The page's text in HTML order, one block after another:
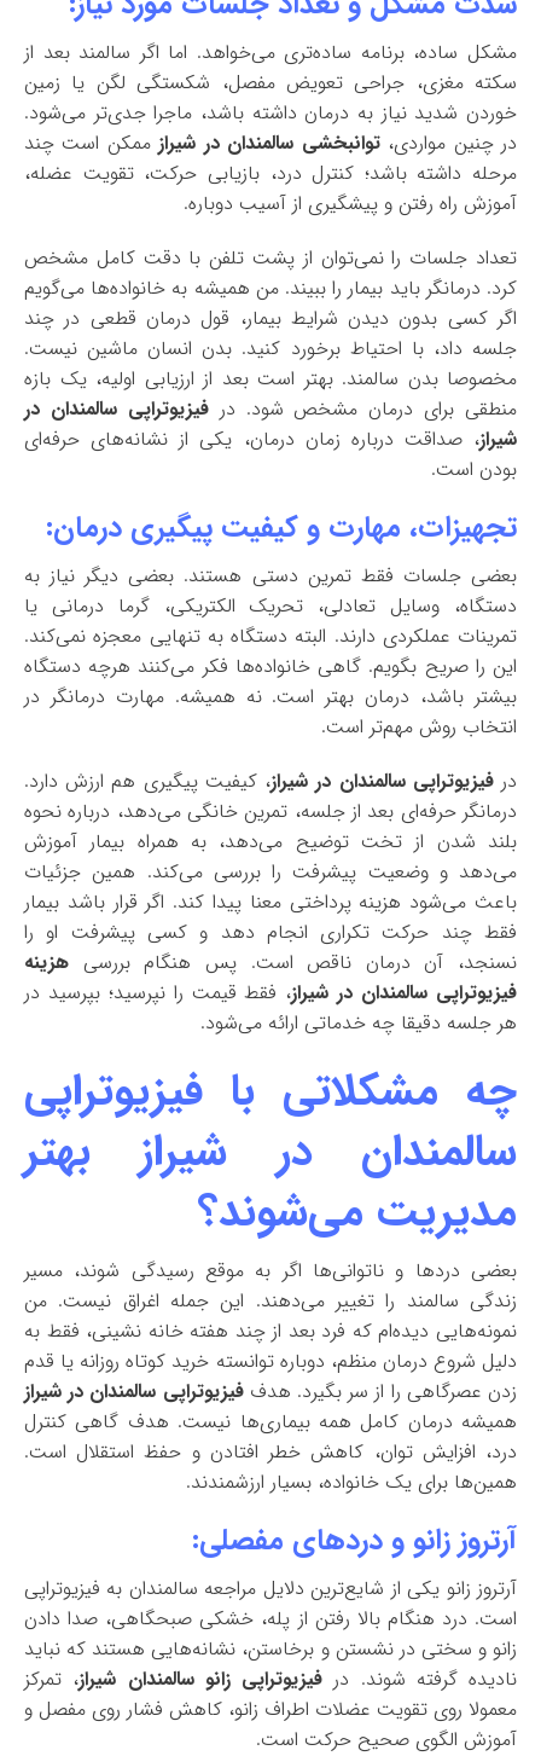
مشکل ساده، برنامه ساده‌تری می‌خواهد. اما اگر سالمند بعد از
سکته مغزی، جراحی تعویض مفصل، شکستگی لگن یا زمین
خوردن شدید نیاز به درمان داشته باشد، ماجرا جدی‌تر می‌شود.
در چنین مواردی،توانبخشی سالمندان در شیراز ممکن است چند
مرحله داشته باشد؛ کنترل درد، بازیابی حرکت، تقویت عضله،
آموزش راه رفتن و پیشگیری از آسیب دوباره.
تعداد جلسات را نمی‌توان از پشت تلفن با دقت کامل مشخص
کرد. درمانگر باید بیمار را ببیند. من همیشه به خانواده‌ها می‌گویم
اگر کسی بدون دیدن شرایط بیمار، قول درمان قطعی در چند
جلسه داد، با احتیاط برخورد کنید. بدن انسان ماشین نیست.
مخصوصا بدن سالمند. بهتر است بعد از ارزیابی اولیه، یک بازه
منطقی برای درمان مشخص شود. درفیزیوتراپی سالمندان در
شیراز، صداقت درباره زمان درمان، یکی از نشانه‌های حرفه‌ای
بودن است.
تجهیزات، مهارت و کیفیت پیگیری درمان:
بعضی جلسات فقط تمرین دستی هستند. بعضی دیگر نیاز به
دستگاه، وسایل تعادلی، تحریک الکتریکی، گرما درمانی یا
تمرینات عملکردی دارند. البته دستگاه به تنهایی معجزه نمی‌کند.
این را صریح بگویم. گاهی خانواده‌ها فکر می‌کنند هرچه دستگاه
بیشتر باشد، درمان بهتر است. نه همیشه. مهارت درمانگر در
انتخاب روش مهم‌تر است.
درفیزیوتراپی سالمندان در شیراز، کیفیت پیگیری هم ارزش دارد.
درمانگر حرفه‌ای بعد از جلسه، تمرین خانگی می‌دهد، درباره نحوه
بلند شدن از تخت توضیح می‌دهد، به همراه بیمار آموزش
می‌دهد و وضعیت پیشرفت را بررسی می‌کند. همین جزئیات
باعث می‌شود هزینه پرداختی معنا پیدا کند. اگر قرار باشد بیمار
فقط چند حرکت تکراری انجام دهد و کسی پیشرفت او را
نسنجد، آن درمان ناقص است. پس هنگام بررسی هزینه
فیزیوتراپی سالمندان در شیراز، فقط قیمت را نپرسید؛ بپرسید در
هر جلسه دقیقا چه خدماتی ارائه می‌شود.
چه مشکلاتی با فیزیوتراپی
سالمندان در شیراز بهتر
مدیریت می‌شوند؟
بعضی دردها و ناتوانی‌ها اگر به موقع رسیدگی شوند، مسیر
زندگی سالمند را تغییر می‌دهند. این جمله اغراق نیست. من
نمونه‌هایی دیده‌ام که فرد بعد از چند هفته خانه نشینی، فقط به
دلیل شروع درمان منظم، دوباره توانسته خرید کوتاه روزانه یا قدم
زدن عصرگاهی را از سر بگیرد. هدففیزیوتراپی سالمندان در شیراز
همیشه درمان کامل همه بیماری‌ها نیست. هدف گاهی کنترل
درد، افزایش توان، کاهش خطر افتادن و حفظ استقلال است.
همین‌ها برای یک خانواده، بسیار ارزشمندند.
آرتروز زانو و دردهای مفصلی:
آرتروز زانو یکی از شایع‌ترین دلایل مراجعه سالمندان به فیزیوتراپی
است. درد هنگام بالا رفتن از پله، خشکی صبحگاهی، صدا دادن
زانو و سختی در نشستن و برخاستن، نشانه‌هایی هستند که نباید
نادیده گرفته شوند. در فیزیوتراپی زانو سالمندان شیراز، تمرکز
معمولا روی تقویت عضلات اطراف زانو، کاهش فشار روی مفصل و
آموزش الگوی صحیح حرکت است.